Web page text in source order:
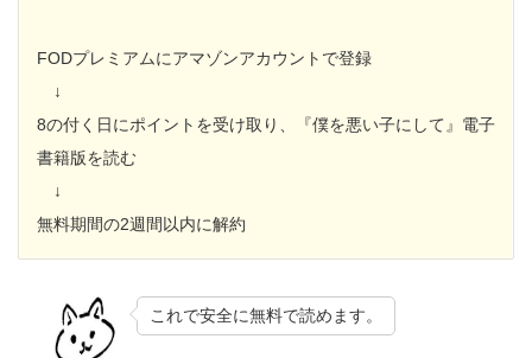
FODプレミアムにアマゾンアカウントで登録
↓
8の付く日にポイントを受け取り、『僕を悪い子にして』電子
書籍版を読む
↓
無料期間の2週間以内に解約
これで安全に無料で読めます。